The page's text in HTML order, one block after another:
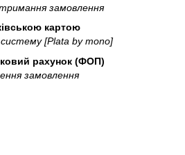
замовлення
картою
[Plata by mono]
рахунок (ФОП)
замовлення